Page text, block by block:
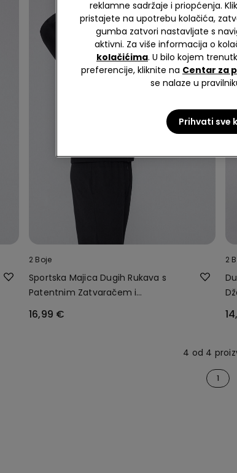
2 Boje
Sportska Majica Dugih Rukava s
Patentnim Zatvaračem i
16,99 €
2
4 od 4
1
reklamne sadržaje i priopćenja.
pristajete na upotrebu kolačića,
gumba zatvori nastavljate s
aktivni. Za više informacija o
kolačićima. U bilo kojem
preferencije, kliknite na Centar za
se nalaze u
Prihvati sve